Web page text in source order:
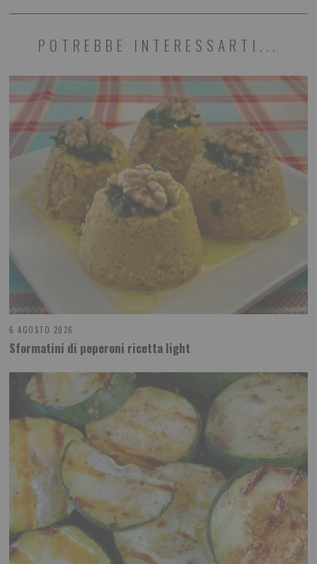
POTREBBE INTERESSARTI...
6 AGOSTO 2026
Sformatini di peperoni ricetta light